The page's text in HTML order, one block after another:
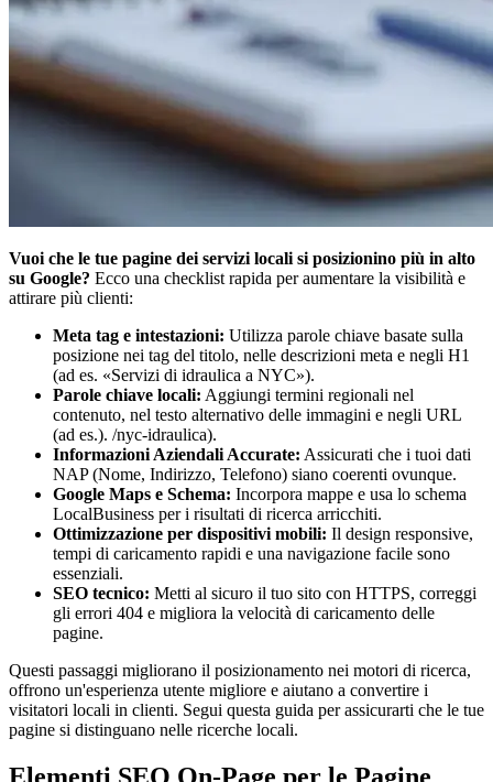
Vuoi che le tue pagine dei servizi locali si posizionino più in alto
su Google? Ecco una checklist rapida per aumentare la visibilità e
attirare più clienti:
Meta tag e intestazioni: Utilizza parole chiave basate sulla
posizione nei tag del titolo, nelle descrizioni meta e negli H1
(ad es. «Servizi di idraulica a NYC»).
Parole chiave locali: Aggiungi termini regionali nel
contenuto, nel testo alternativo delle immagini e negli URL
(ad es.). /nyc-idraulica).
Informazioni Aziendali Accurate: Assicurati che i tuoi dati
NAP (Nome, Indirizzo, Telefono) siano coerenti ovunque.
Google Maps e Schema: Incorpora mappe e usa lo schema
LocalBusiness per i risultati di ricerca arricchiti.
Ottimizzazione per dispositivi mobili: Il design responsive,
tempi di caricamento rapidi e una navigazione facile sono
essenziali.
SEO tecnico: Metti al sicuro il tuo sito con HTTPS, correggi
gli errori 404 e migliora la velocità di caricamento delle
pagine.
Questi passaggi migliorano il posizionamento nei motori di ricerca,
offrono un'esperienza utente migliore e aiutano a convertire i
visitatori locali in clienti. Segui questa guida per assicurarti che le tue
pagine si distinguano nelle ricerche locali.
Elementi SEO On-Page per le Pagine